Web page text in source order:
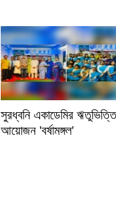
সুরধ্বনি একাডেমির
আয়োজন 'বর্ষামঙ্গল'